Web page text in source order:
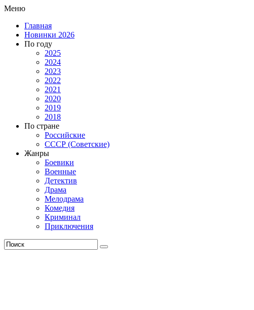
Меню
Главная
Новинки 2026
По году
2025
2024
2023
2022
2021
2020
2019
2018
По стране
Российские
СССР (Советские)
Жанры
Боевики
Военные
Детектив
Драма
Мелодрама
Комедия
Криминал
Приключения